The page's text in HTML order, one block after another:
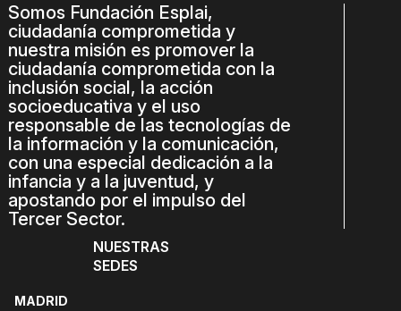
Somos Fundación Esplai,
ciudadanía comprometida y
nuestra misión es promover la
ciudadanía comprometida con la
inclusión social, la acción
socioeducativa y el uso
responsable de las tecnologías de
la información y la comunicación,
con una especial dedicación a la
infancia y a la juventud, y
apostando por el impulso del
Tercer Sector.
NUESTRAS
SEDES
MADRID